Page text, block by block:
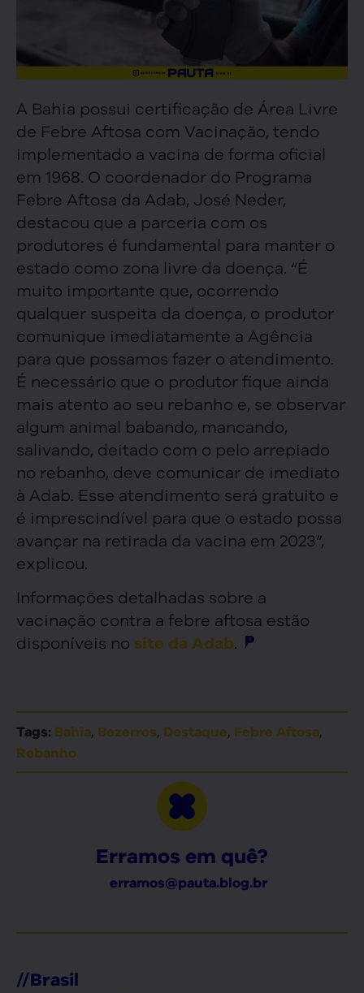
A Bahia possui certificação de Área Livre
de Febre Aftosa com Vacinação, tendo
implementado a vacina de forma oficial
em 1968. O coordenador do Programa
Febre Aftosa da Adab, José Neder,
destacou que a parceria com os
produtores é fundamental para manter o
estado como zona livre da doença. “É
muito importante que, ocorrendo
qualquer suspeita da doença, o produtor
comunique imediatamente a Agência
para que possamos fazer o atendimento.
É necessário que o produtor fique ainda
mais atento ao seu rebanho e, se observar
algum animal babando, mancando,
salivando, deitado com o pelo arrepiado
no rebanho, deve comunicar de imediato
à Adab. Esse atendimento será gratuito e
é imprescindível para que o estado possa
avançar na retirada da vacina em 2023”,
explicou.
Informações detalhadas sobre a
vacinação contra a febre aftosa estão
disponíveis no site da Adab.
Tags: Bahia, Bezerros, Destaque, Febre Aftosa,
Rebanho
Erramos em quê?
erramos@pauta.blog.br
//Brasil